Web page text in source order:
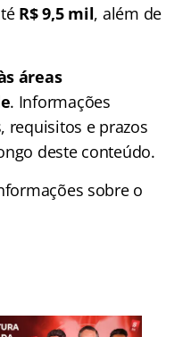
R$ 9,5 mil, além de
áreas
. Informações
requisitos e prazos
deste conteúdo.
sobre o